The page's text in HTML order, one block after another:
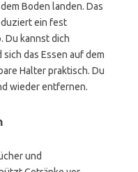
Boden landen. Das
ein fest
Du kannst dich
das Essen auf dem
Halter praktisch. Du
wieder entfernen.
und